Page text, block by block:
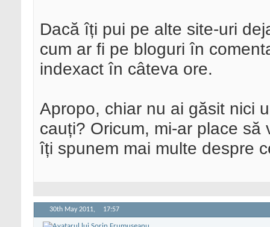
Dacă îți pui pe alte site-uri
cum ar fi pe bloguri în
indexact în câteva ore.
Apropo, chiar nu ai găsit nici
cauți? Oricum, mi-ar place
îți spunem mai multe despre
30th May 2011, 17:57